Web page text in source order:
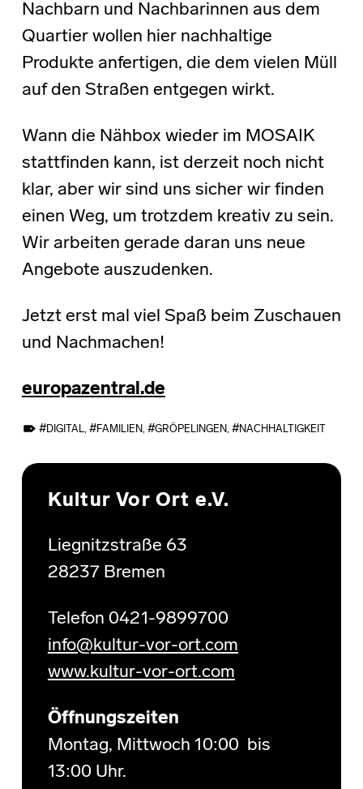
Nachbarn und Nachbarinnen aus dem
Quartier wollen hier nachhaltige
Produkte anfertigen, die dem vielen Müll
auf den Straßen entgegen wirkt.
Wann die Nähbox wieder im MOSAIK
stattfinden kann, ist derzeit noch nicht
klar, aber wir sind uns sicher wir finden
einen Weg, um trotzdem kreativ zu sein.
Wir arbeiten gerade daran uns neue
Angebote auszudenken.
Jetzt erst mal viel Spaß beim Zuschauen
und Nachmachen!
europazentral.de
DIGITAL, FAMILIEN, GRÖPELINGEN, NACHHALTIGKEIT
Skip back to main navigation
Kultur Vor Ort e.V.
Liegnitzstraße 63
28237 Bremen
Telefon 0421-9899700
info@kultur-vor-ort.com
www.kultur-vor-ort.com
Öffnungszeiten
Montag, Mittwoch 10:00 bis
13:00 Uhr.